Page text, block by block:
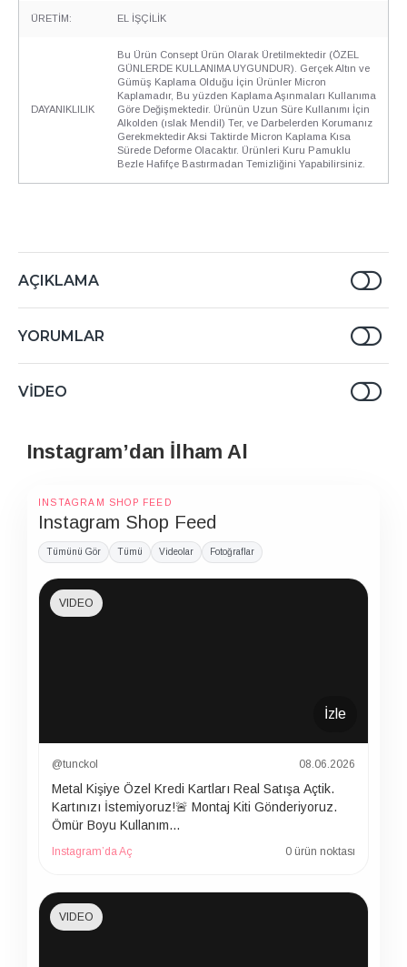
ÜRETİM: EL İŞÇİLİK
DAYANIKLILIK
Bu Ürün Consept Ürün Olarak Üretilmektedir (ÖZEL
GÜNLERDE KULLANIMA UYGUNDUR). Gerçek Altın ve
Gümüş Kaplama Olduğu İçin Ürünler Micron
Kaplamadır, Bu yüzden Kaplama Aşınmaları Kullanıma
Göre Değişmektedir. Ürünün Uzun Süre Kullanımı İçin
Alkolden (ıslak Mendil) Ter, ve Darbelerden Korumanız
Gerekmektedir Aksi Taktirde Micron Kaplama Kısa
Sürede Deforme Olacaktır. Ürünleri Kuru Pamuklu
Bezle Hafifçe Bastırmadan Temizliğini Yapabilirsiniz.
AÇIKLAMA
YORUMLAR
VIDEO
Instagram’dan İlham Al
INSTAGRAM SHOP FEED
Instagram Shop Feed
Tümünü Gör Tümü Videolar Fotoğraflar
İzle
VIDEO
@tunckol 08.06.2026
Metal Kişiye Özel Kredi Kartları Real Satışa Açtik.
Kartınızı İstemiyoruz!🚨 Montaj Kiti Gönderiyoruz.
Ömür Boyu Kullanım…
Instagram’da Aç 0 ürün noktası
VIDEO